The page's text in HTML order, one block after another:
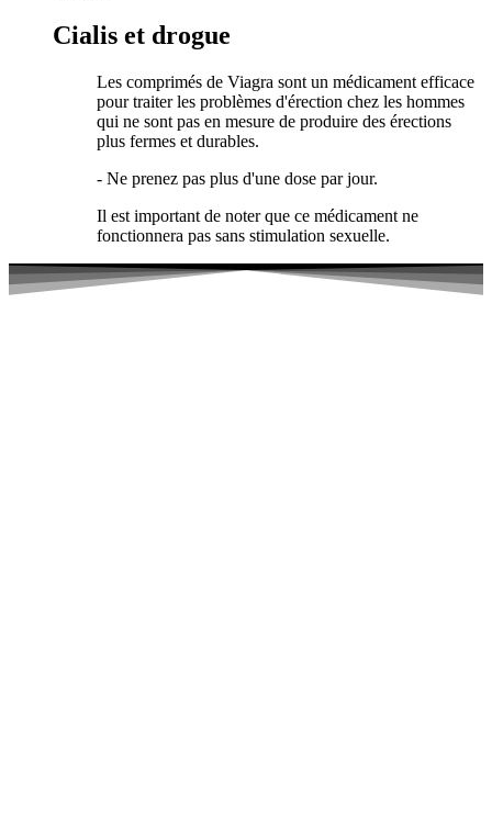
Cialis et drogue
Les comprimés de Viagra sont un médicament efficace
pour traiter les problèmes d'érection chez les hommes
qui ne sont pas en mesure de produire des érections
plus fermes et durables.
- Ne prenez pas plus d'une dose par jour.
Il est important de noter que ce médicament ne
fonctionnera pas sans stimulation sexuelle.